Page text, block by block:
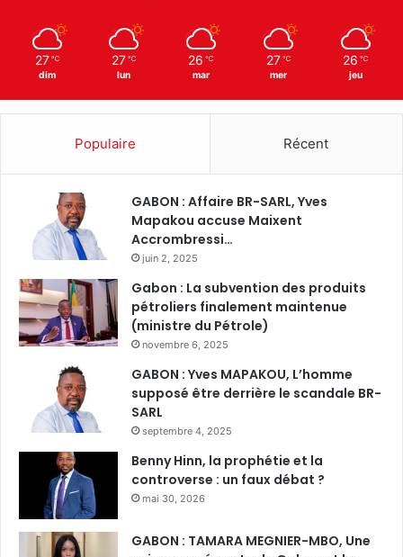
27 ℃
dim
27 ℃
lun
26 ℃
mar
27 ℃
mer
26 ℃
jeu
Populaire Récent
GABON : Affaire BR-SARL, Yves
Mapakou accuse Maixent
Accrombressi…
juin 2, 2025
Gabon : La subvention des produits
pétroliers finalement maintenue
(ministre du Pétrole)
novembre 6, 2025
GABON : Yves MAPAKOU, L’homme
supposé être derrière le scandale BR-
SARL
septembre 4, 2025
Benny Hinn, la prophétie et la
controverse : un faux débat ?
mai 30, 2026
GABON : TAMARA MEGNIER-MBO, Une